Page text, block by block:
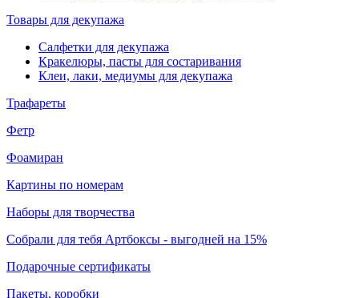
Товары для декупажа
Салфетки для декупажа
Кракелюры, пасты для состаривания
Клеи, лаки, медиумы для декупажа
Трафареты
Фетр
Фоамиран
Картины по номерам
Наборы для творчества
Собрали для тебя Артбоксы - выгодней на 15%
Подарочные сертификаты
Пакеты, коробки